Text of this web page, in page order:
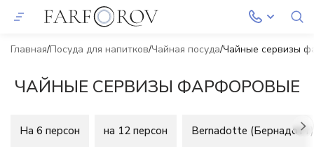
Главная Посуда для напитков Чайная посуда Чайные сервизы
ЧАЙНЫЕ СЕРВИЗЫ ФАРФОРОВЫЕ
На 6 персон на 12 персон Bernadotte (Бернадотт)